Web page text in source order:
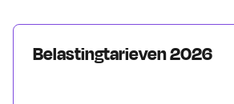
Belastingtarieven 2026